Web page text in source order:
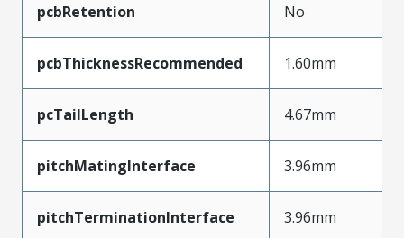
pcbRetention No
pcbThicknessRecommended 1.60mm
pcTailLength 4.67mm
pitchMatingInterface 3.96mm
pitchTerminationInterface 3.96mm